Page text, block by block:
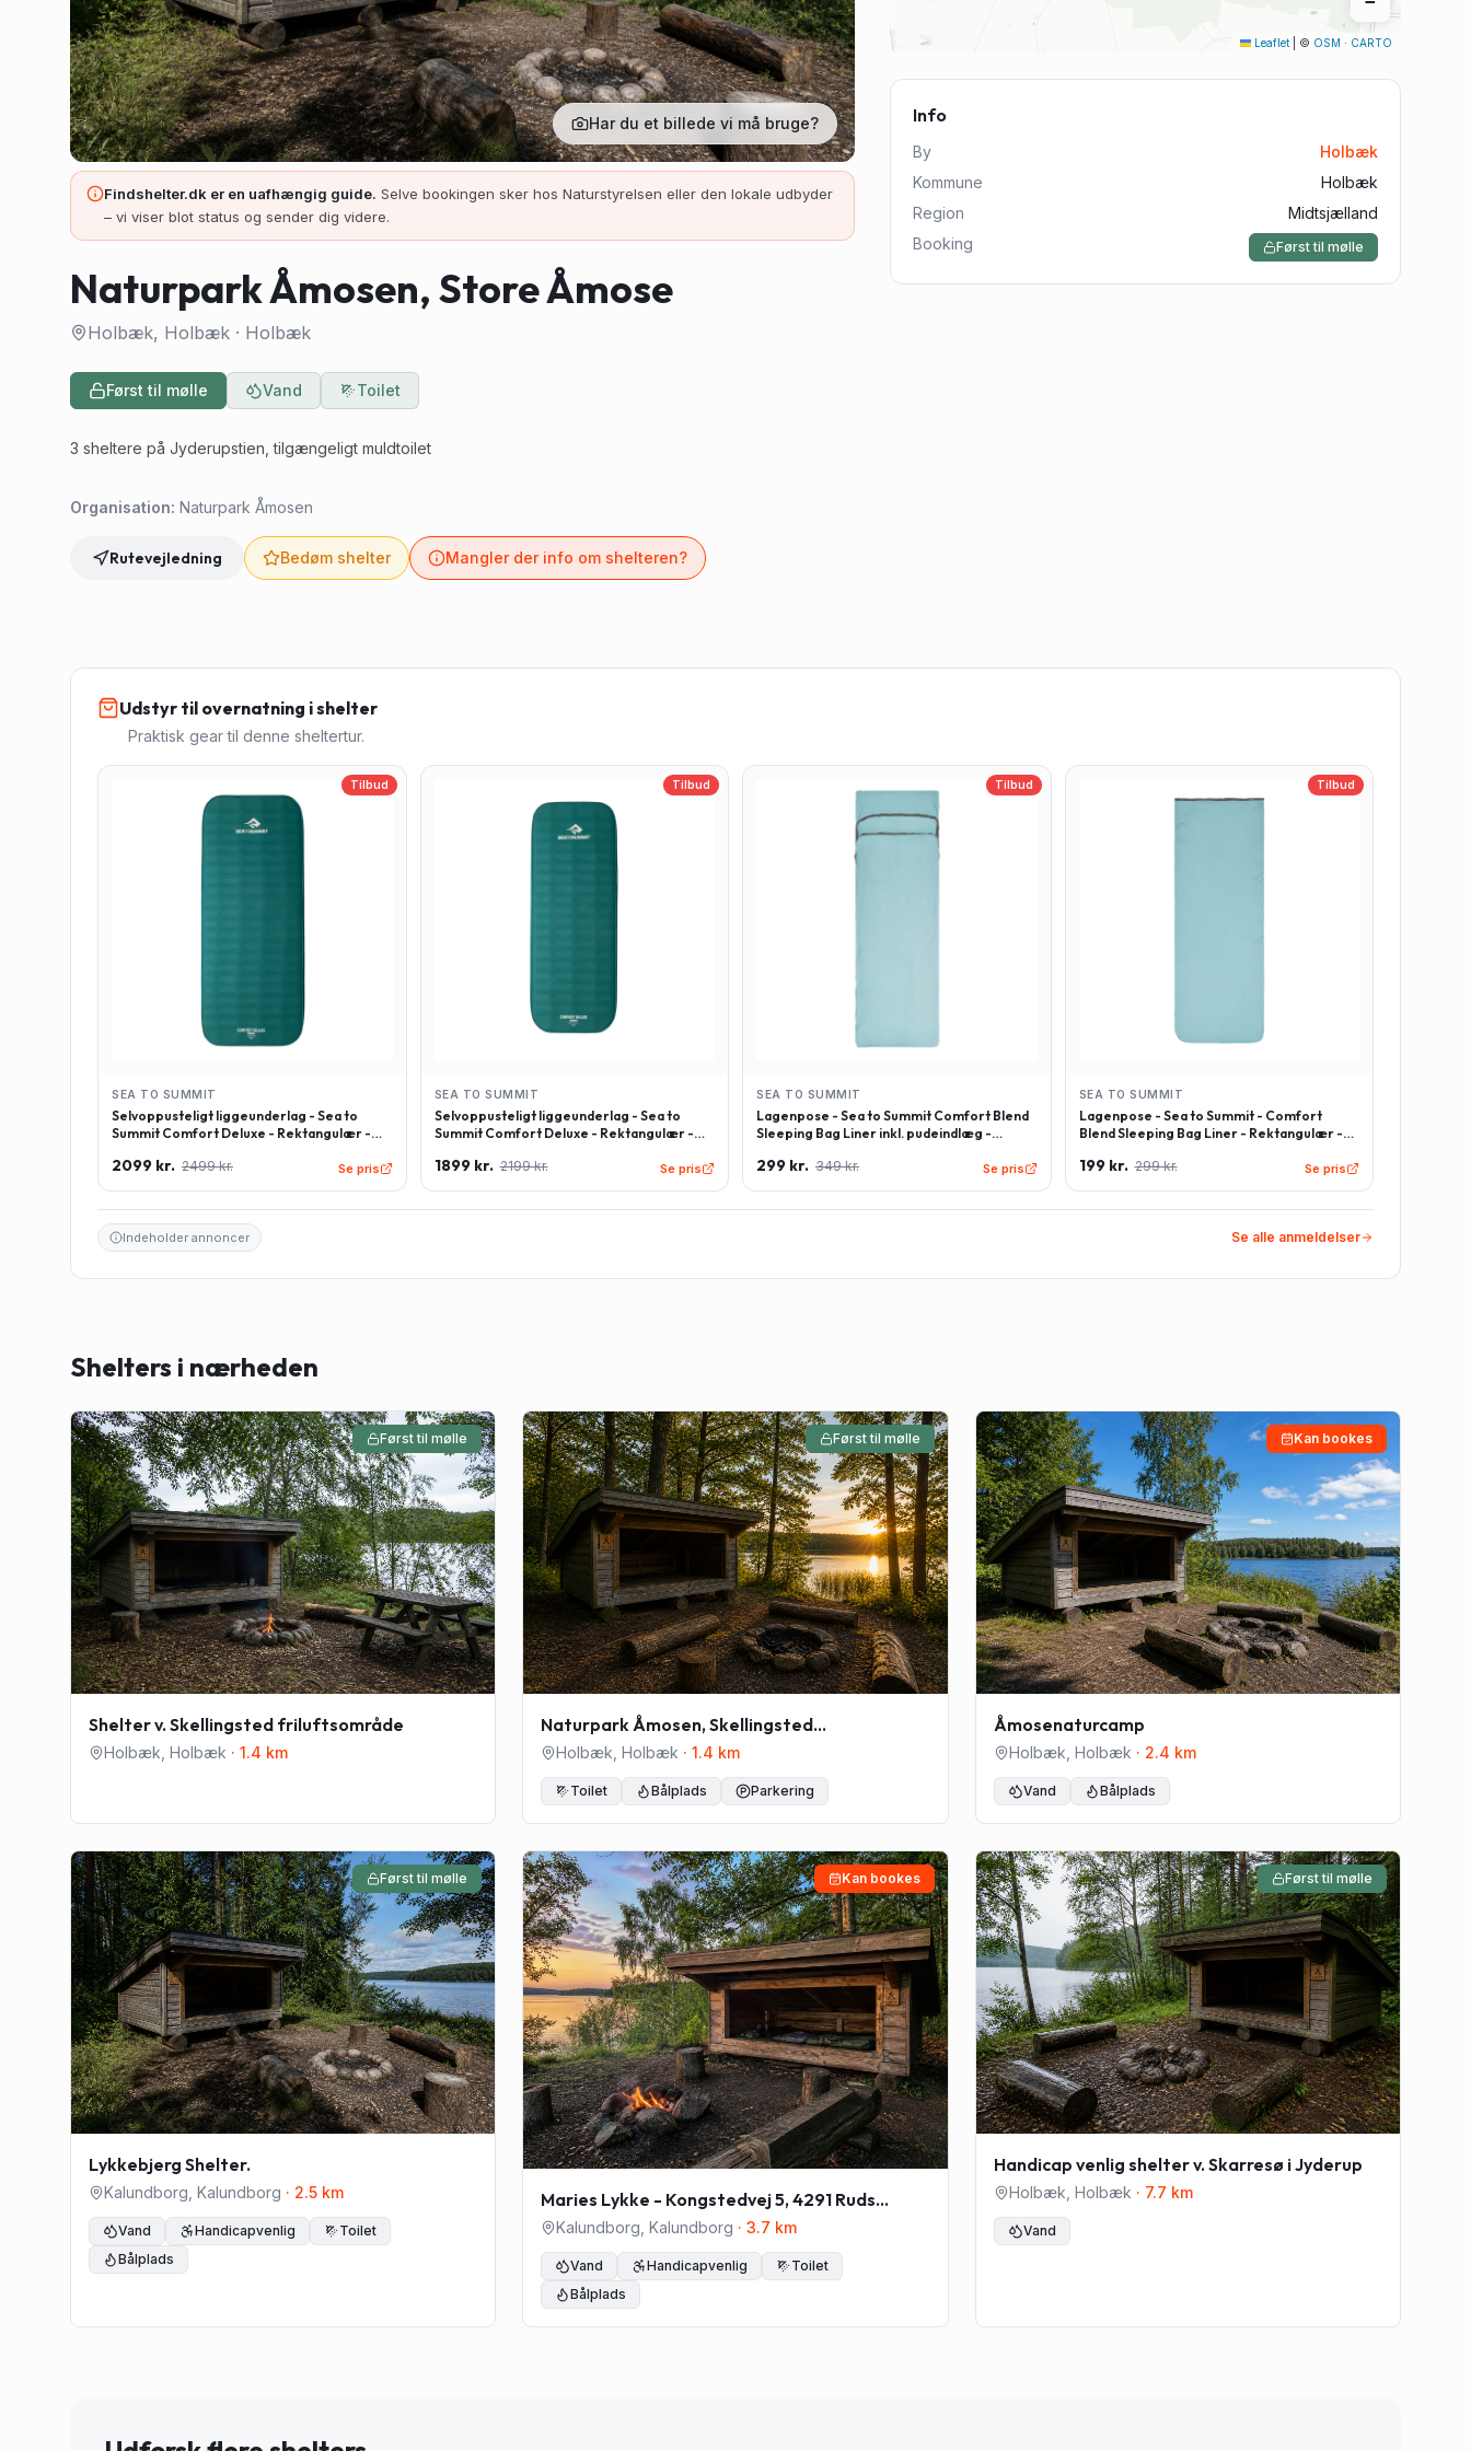
Aalborg
Vejle
Har du et billede vi må bruge?
Findshelter.dk er en uafhængig guide. Selve bookingen sker hos Naturstyrelsen eller den lokale udbyder
– vi viser blot status og sender dig videre.
Naturpark Åmosen, Store Åmose
Holbæk, Holbæk · Holbæk
Først til mølle Vand Toilet
3 sheltere på Jyderupstien, tilgængeligt muldtoilet
Organisation: Naturpark Åmosen
Rutevejledning Bedøm shelter Mangler der info om shelteren?
Leaflet © OSM · CARTO
Info
By
Holbæk
Kommune
Holbæk
Region
Midtsjælland
Booking
Først til mølle
Udstyr til overnatning i shelter
Praktisk gear til denne sheltertur.
Tilbud
SEA TO SUMMIT
Selvoppusteligt liggeunderlag - Sea to
Summit Comfort Deluxe - Rektangulær -
2099 kr. 2499 kr. Se pris
Tilbud
SEA TO SUMMIT
Selvoppusteligt liggeunderlag - Sea to
Summit Comfort Deluxe - Rektangulær -
1899 kr. 2199 kr. Se pris
Tilbud
SEA TO SUMMIT
Lagenpose - Sea to Summit Comfort Blend
Sleeping Bag Liner inkl. pudeindlæg -
299 kr. 349 kr. Se pris
Tilbud
SEA TO SUMMIT
Lagenpose - Sea to Summit - Comfort
Blend Sleeping Bag Liner - Rektangulær -
199 kr. 299 kr. Se pris
Indeholder annoncer Se alle anmeldelser
Shelters i nærheden
Først til mølle
Shelter v. Skellingsted friluftsområde
Holbæk Holbæk · 1.4 km
Først til mølle
Naturpark Åmosen, Skellingsted
friluftsområde
Holbæk ,Holbæk ·1.4 km
Toilet Bålplads Parkering
Kan bookes
Åmosenaturcamp
Holbæk Holbæk · 2.4 km
Vand Bålplads
Først til mølle
Lykkebjerg Shelter.
Kalundborg Kalundborg · 2.5 km
Vand Handicapvenlig
Toilet
Bålplads
Kan bookes
Maries Lykke - Kongstedvej 5, 4291 Ruds
Vedby
Kalundborg ,Kalundborg ·3.7 km
Vand Handicapvenlig
Toilet
Bålplads
Først til mølle
Handicap venlig shelter v. Skarresø i Jyderup
Holbæk Holbæk · 7.7 km
Vand